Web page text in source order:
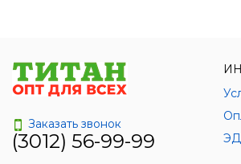
Заказать звонок
(3012) 56-99-99